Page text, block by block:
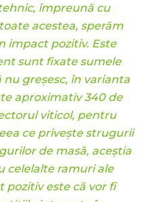
împreună cu
acestea, sperăm
impact pozitiv. Este
sunt fixate sumele
nu greșesc, în varianta
aproximativ 340 de
viticol, pentru
ce privește strugurii
de masă, aceștia
celelalte ramuri ale
pozitiv este că vor fi